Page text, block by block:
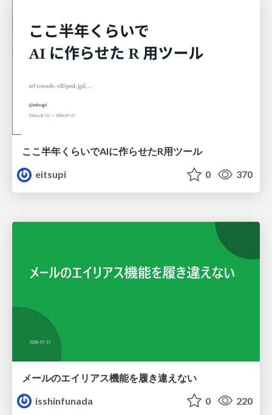
ここ半年くらいでAIに作らせたR用ツール
eitsupi
0 370
メールのエイリアス機能を履き違えない
isshinfunada
0 220